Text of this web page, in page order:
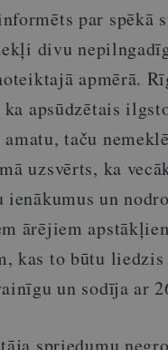
par spēkā
divu
apmērā.
apsūdzētais
taču
uzsvērts, ka
un
ārējiem
kas to būtu
un sodīja ar
spriedumu